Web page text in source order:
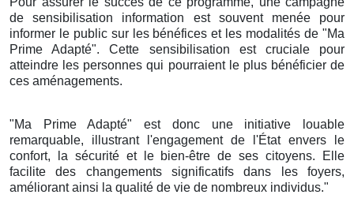
de sensibilisation information est souvent menée pour
informer le public sur les bénéfices et les modalités de "Ma
Prime Adapté". Cette sensibilisation est cruciale pour
atteindre les personnes qui pourraient le plus bénéficier de
ces aménagements.
"Ma Prime Adapté" est donc une initiative louable
remarquable, illustrant l'engagement de l'État envers le
confort, la sécurité et le bien-être de ses citoyens. Elle
facilite des changements significatifs dans les foyers,
améliorant ainsi la qualité de vie de nombreux individus."